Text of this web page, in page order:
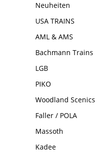
Neuheiten
USA TRAINS
AML & AMS
Bachmann Trains
LGB
PIKO
Woodland Scenics
Faller / POLA
Massoth
Kadee